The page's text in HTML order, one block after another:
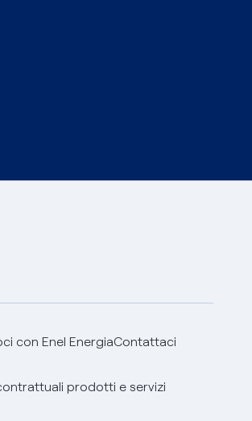
con Enel EnergiaContattaci
prodotti e servizi